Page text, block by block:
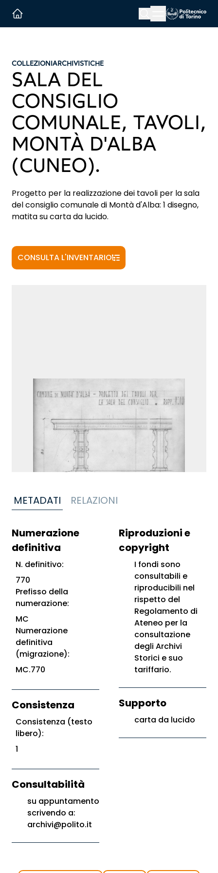
Menu button
COLLEZIONIARCHIVISTICHE
SALA DEL
CONSIGLIO
COMUNALE, TAVOLI,
MONTÀ D'ALBA
(CUNEO).
Progetto per la realizzazione dei tavoli per la sala
del consiglio comunale di Montà d'Alba: 1 disegno,
matita su carta da lucido.
CONSULTA L'INVENTARIO
METADATI RELAZIONI
Numerazione
definitiva
N. definitivo:
770
Prefisso della
numerazione:
MC
Numerazione
definitiva
(migrazione):
MC.770
Consistenza
Consistenza (testo
libero):
1
Consultabilità
su appuntamento
scrivendo a:
archivi@polito.it
Riproduzioni e
copyright
I fondi sono
consultabili e
riproducibili nel
rispetto del
Regolamento di
Ateneo per la
consultazione
degli Archivi
Storici e suo
tariffario.
Supporto
carta da lucido